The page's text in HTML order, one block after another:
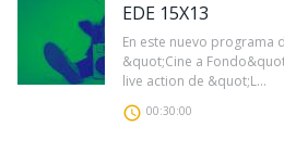
EDE 15X13
En este nuevo programa
&quot;Cine a
live action de &quot;L...
00:30:00